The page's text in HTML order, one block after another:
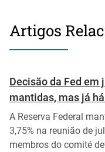
Artigos
Decisão da Fed em
mantidas, mas já
A Reserva Federal
3,75% na reunião de
membros do comité